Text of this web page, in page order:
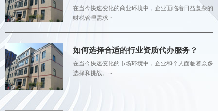
在当今快速变化的商业环境中，企业面临着日益复杂的
财税管理需求···
如何选择合适的行业资质代办服务？
在当今快速变化的市场环境中，企业和个人面临着众多
选择和挑战。···